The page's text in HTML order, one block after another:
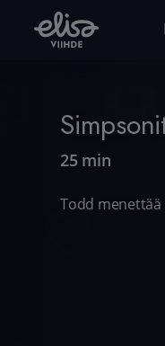
25 min
Todd menettää